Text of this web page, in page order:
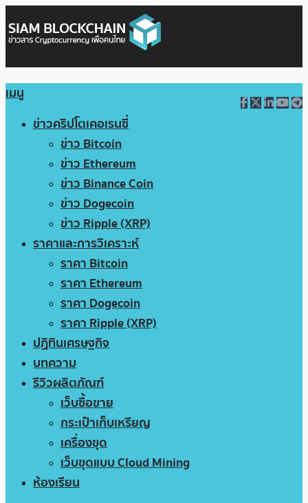
เมนู
ข่าวคริปโตเคอเรนซี่
ข่าว Bitcoin
ข่าว Ethereum
ข่าว Binance Coin
ข่าว Dogecoin
ข่าว Ripple (XRP)
ราคาและการวิเคราะห์
ราคา Bitcoin
ราคา Ethereum
ราคา Dogecoin
ราคา Ripple (XRP)
ปฏิทินเศรษฐกิจ
บทความ
รีวิวผลิตภัณฑ์
เว็บซื้อขาย
กระเป๋าเก็บเหรียญ
เครื่องขุด
เว็บขุดแบบ Cloud Mining
ห้องเรียน